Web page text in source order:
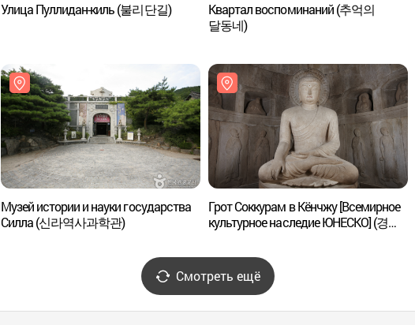
Улица Пуллидан-киль (불리단길)
Квартал воспоминаний (추억의
달동네)
Музей истории и науки государства
Силла (신라역사과학관)
Грот Соккурам в Кёнчжу [Всемирное
культурное наследие ЮНЕСКО] (경주
Смотреть ещё